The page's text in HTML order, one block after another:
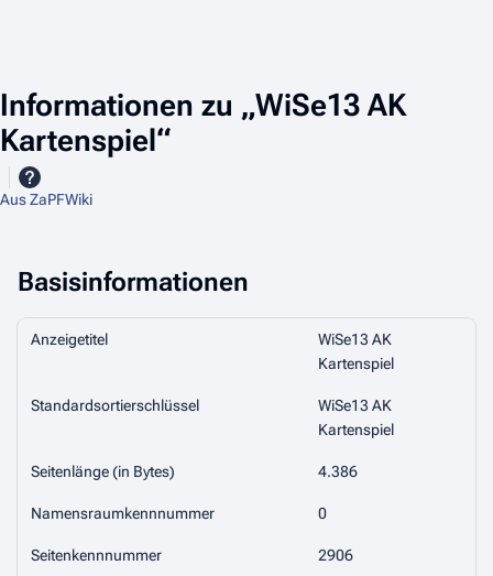
Informationen zu „WiSe13 AK
Kartenspiel“
Aus ZaPFWiki
Basisinformationen
Anzeigetitel
WiSe13 AK
Kartenspiel
Standardsortierschlüssel
WiSe13 AK
Kartenspiel
Seitenlänge (in Bytes) 4.386
Namensraumkennnummer 0
Seitenkennnummer 2906